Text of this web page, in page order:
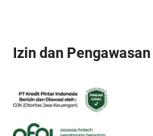
Izin dan Pengawasan